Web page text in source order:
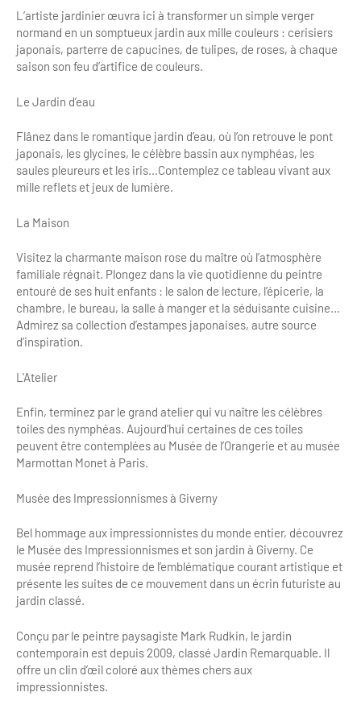
Webinaires
E-learning
Bilan des actions de professionnalisation
Améliorer l’expérience de vos visiteurs
Besoins et attentes des visiteurs
Labels, Certifications et Normes
Accessibilité
Tourisme & Handicap
Se former et s'informer à l'Accessibilité
Comment se rendre accessible?
Annuaire accessibilité
Le Label Villes et Villages Fleuris
L'organisation du label
S'investir dans le label
L'organisation des visites
Remise des Prix
Expériences et visites
Grands magasins et outlets
Golfs
City Tours
Incentive et team building
Agences Réceptives et évènementielles
Guides et interprètes
Services, Wifi, cartes
Autocaristes/Transporteurs/transféristes
Destination Groupes
Magazine Paris Region
Newsletter BtoB
Grands Evènements
L’artiste jardinier œuvra ici à transformer un simple verger
normand en un somptueux jardin aux mille couleurs : cerisiers
japonais, parterre de capucines, de tulipes, de roses, à chaque
saison son feu d’artifice de couleurs.
Le Jardin d’eau
Flânez dans le romantique jardin d’eau, où l’on retrouve le pont
japonais, les glycines, le célèbre bassin aux nymphéas, les
saules pleureurs et les iris…Contemplez ce tableau vivant aux
mille reflets et jeux de lumière.
La Maison
Visitez la charmante maison rose du maître où l’atmosphère
familiale régnait. Plongez dans la vie quotidienne du peintre
entouré de ses huit enfants : le salon de lecture, l’épicerie, la
chambre, le bureau, la salle à manger et la séduisante cuisine…
Admirez sa collection d’estampes japonaises, autre source
d’inspiration.
L'Atelier
Enfin, terminez par le grand atelier qui vu naître les célèbres
toiles des nymphéas. Aujourd’hui certaines de ces toiles
peuvent être contemplées au Musée de l’Orangerie et au musée
Marmottan Monet à Paris.
Musée des Impressionnismes à Giverny
Bel hommage aux impressionnistes du monde entier, découvrez
le Musée des Impressionnismes et son jardin à Giverny. Ce
musée reprend l’histoire de l’emblématique courant artistique et
présente les suites de ce mouvement dans un écrin futuriste au
jardin classé.
Conçu par le peintre paysagiste Mark Rudkin, le jardin
contemporain est depuis 2009, classé Jardin Remarquable. Il
offre un clin d’œil coloré aux thèmes chers aux
impressionnistes.